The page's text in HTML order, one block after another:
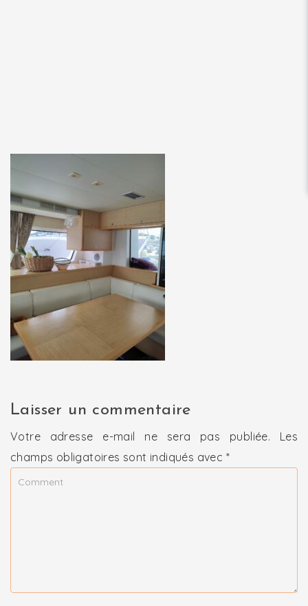
Laisser un commentaire
Votre adresse e-mail ne sera pas publiée.
Les
champs obligatoires sont indiqués avec *